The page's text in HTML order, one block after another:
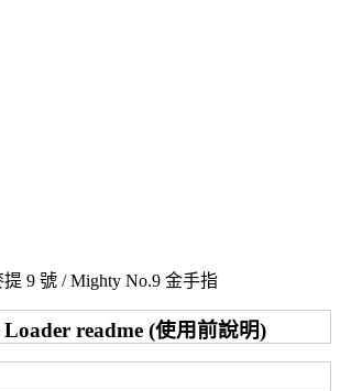
readme (使用前說明)